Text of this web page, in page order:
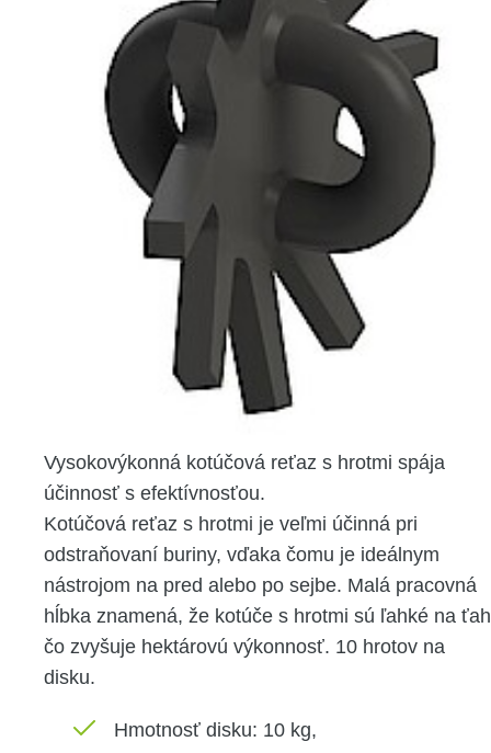
Vysokovýkonná kotúčová reťaz s hrotmi spája
účinnosť s efektívnosťou.
Kotúčová reťaz s hrotmi je veľmi účinná pri
odstraňovaní buriny, vďaka čomu je ideálnym
nástrojom na pred alebo po sejbe. Malá pracovná
hĺbka znamená, že kotúče s hrotmi sú ľahké na ťah
čo zvyšuje hektárovú výkonnosť. 10 hrotov na
disku.
Hmotnosť disku: 10 kg,